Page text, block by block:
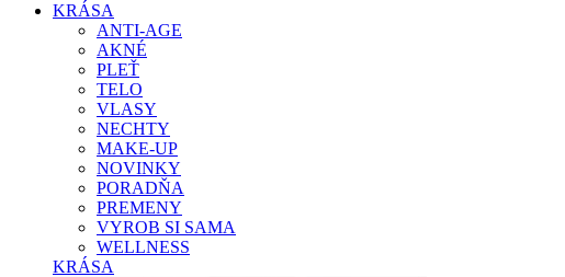
KRÁSA
ANTI-AGE
AKNÉ
PLEŤ
TELO
VLASY
NECHTY
MAKE-UP
NOVINKY
PORADŇA
PREMENY
VYROB SI SAMA
WELLNESS
KRÁSA